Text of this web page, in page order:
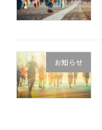
お知らせ